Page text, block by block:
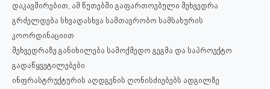
დაკავშირებით, ამ წუთებში გაფართოებული შეხვედრა
გრძელდება სხვადასხვა სამთავრობო სამსახურის
კოორდინაციით
შეხვედრაზე განიხილება სამოქმედო გეგმა და საპროექტო
გადაწყვეტილებები
ინფრასტრუქტურის აღდგენის ღონისძიებებს ადგილზე